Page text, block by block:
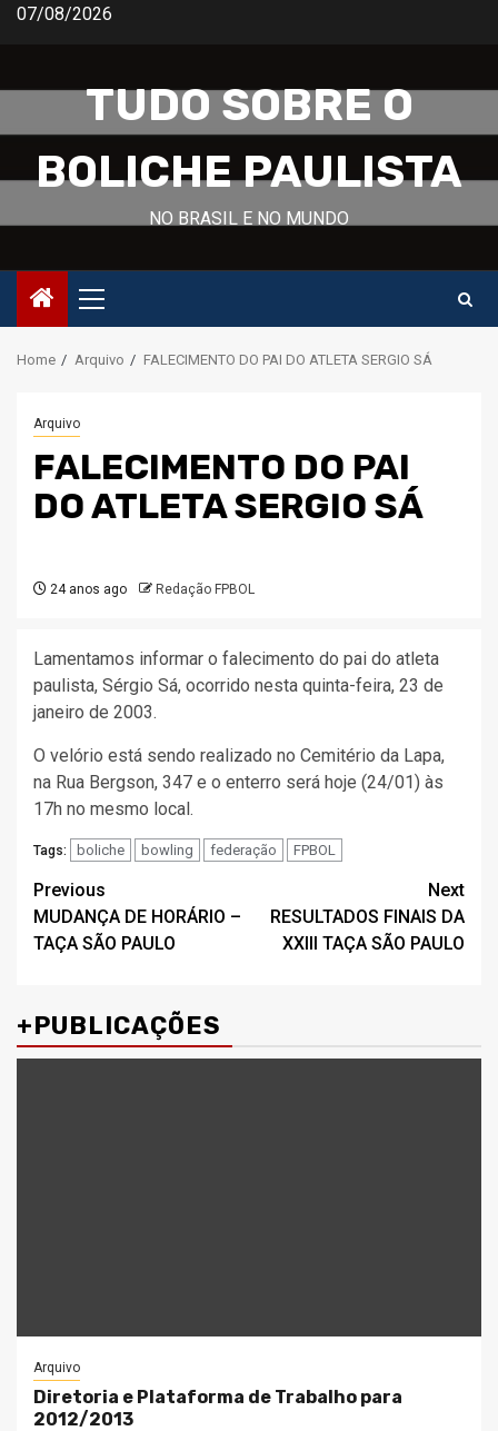
Skip07/08/2026
TUDO SOBRE O
BOLICHE PAULISTA
NO BRASIL E NO MUNDO
Primary
Menu
Home Arquivo FALECIMENTO DO PAI DO ATLETA SERGIO SÁ
Arquivo
FALECIMENTO DO PAI
DO ATLETA SERGIO SÁ
24 anos ago Redação FPBOL
Lamentamos informar o falecimento do pai do atleta
paulista, Sérgio Sá, ocorrido nesta quinta-feira, 23 de
janeiro de 2003.
O velório está sendo realizado no Cemitério da Lapa,
na Rua Bergson, 347 e o enterro será hoje (24/01) às
17h no mesmo local.
Tags: boliche bowling federação FPBOL
Post
navigation
Previous
MUDANÇA DE HORÁRIO –
TAÇA SÃO PAULO
Next
RESULTADOS FINAIS DA
XXIII TAÇA SÃO PAULO
+PUBLICAÇÕES
Arquivo
Diretoria e Plataforma de Trabalho para
2012/2013